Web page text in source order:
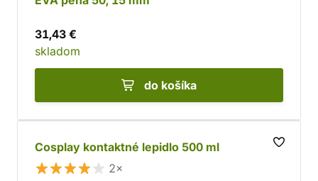
31,43 €
skladom
do košíka
Cosplay kontaktné lepidlo 500 ml
2×